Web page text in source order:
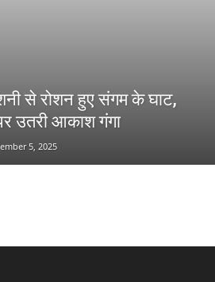
से रोशन हुए संगम के घाट,
उतरी आकाश गंगा
5, 2025